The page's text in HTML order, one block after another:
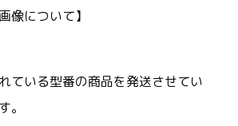
像について】
ている型番の商品を発送させてい
。